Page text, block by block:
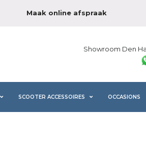
Maak online afspraak
Showroom Den
SCOOTER ACCESSOIRES OCCASIONS